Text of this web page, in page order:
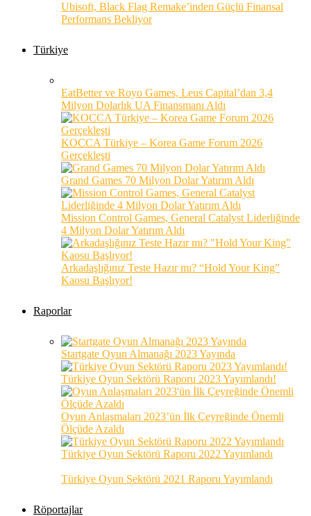
Ubisoft, Black Flag Remake’inden Güçlü Finansal
Performans Bekliyor
Türkiye
EatBetter ve Royo Games, Leus Capital’dan 3,4
Milyon Dolarlık UA Finansmanı Aldı
KOCCA Türkiye – Korea Game Forum 2026
Gerçekleşti
Grand Games 70 Milyon Dolar Yatırım Aldı
Mission Control Games, General Catalyst Liderliğinde
4 Milyon Dolar Yatırım Aldı
Arkadaşlığınız Teste Hazır mı? “Hold Your King”
Kaosu Başlıyor!
Raporlar
Startgate Oyun Almanağı 2023 Yayında
Türkiye Oyun Sektörü Raporu 2023 Yayımlandı!
Oyun Anlaşmaları 2023’ün İlk Çeyreğinde Önemli
Ölçüde Azaldı
Türkiye Oyun Sektörü Raporu 2022 Yayımlandı
Türkiye Oyun Sektörü 2021 Raporu Yayımlandı
Röportajlar